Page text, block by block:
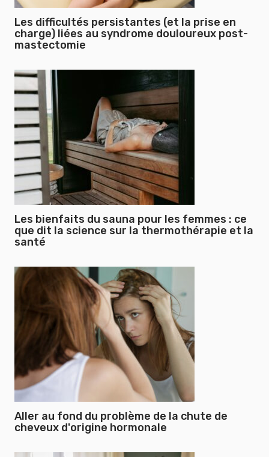
Les difficultés persistantes (et la prise en
charge) liées au syndrome douloureux post-
mastectomie
Les bienfaits du sauna pour les femmes : ce
que dit la science sur la thermothérapie et la
santé
Aller au fond du problème de la chute de
cheveux d'origine hormonale